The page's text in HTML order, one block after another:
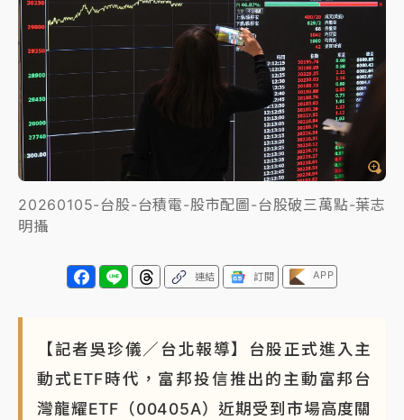
才續任就飛美國大學面試 清大校長高為元致歉：機會
到來時引起我的好奇
白海豚颱風解除海警 西南風來了！4縣市大雨特報、各
地午後雷雨
分析｜ 7月營收甫首破單月9000億元下半年續旺指
標？ 鴻海本週法說法人關注的四大重點
NBA｜ 傳奇名帥驚傳離世！曾以「瘋狂籃球」震撼聯
盟 兩大愛徒向他致
20260105-台股-台積電-股市配圖-台股破三萬點-葉志
明攝
連結 訂閱 APP
【記者吳珍儀／台北報導】台股正式進入主
動式ETF時代，富邦投信推出的主動富邦台
灣龍耀ETF（00405A）近期受到市場高度關